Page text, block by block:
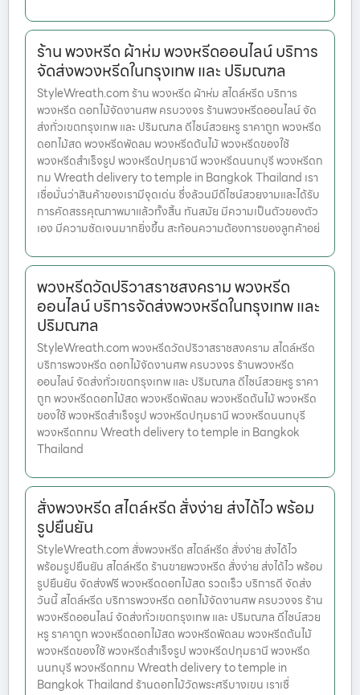
ร้าน พวงหรีด ผ้าห่ม พวงหรีดออนไลน์ บริการ
จัดส่งพวงหรีดในกรุงเทพ และ ปริมณฑล
StyleWreath.com ร้าน พวงหรีด ผ้าห่ม สไตล์หรีด บริการ
พวงหรีด ดอกไม้จัดงานศพ ครบวงจร ร้านพวงหรีดออนไลน์ จัด
ส่งทั่วเขตกรุงเทพ และ ปริมณฑล ดีไซน์สวยหรู ราคาถูก พวงหรีด
ดอกไม้สด พวงหรีดพัดลม พวงหรีดต้นไม้ พวงหรีดของใช้
พวงหรีดสำเร็จรูป พวงหรีดปทุมธานี พวงหรีดนนทบุรี พวงหรีดก
ทม Wreath delivery to temple in Bangkok Thailand เรา
เชื่อมั่นว่าสินค้าของเรามีจุดเด่น ซึ่งล้วนมีดีไซน์สวยงามและได้รับ
การคัดสรรคุณภาพมาแล้วทั้งสิ้น ทันสมัย มีความเป็นตัวของตัว
เอง มีความชัดเจนมากยิ่งขึ้น สะท้อนความต้องการของลูกค้าอย่
พวงหรีดวัดปริวาสราชสงคราม พวงหรีด
ออนไลน์ บริการจัดส่งพวงหรีดในกรุงเทพ และ
ปริมณฑล
StyleWreath.com พวงหรีดวัดปริวาสราชสงคราม สไตล์หรีด
บริการพวงหรีด ดอกไม้จัดงานศพ ครบวงจร ร้านพวงหรีด
ออนไลน์ จัดส่งทั่วเขตกรุงเทพ และ ปริมณฑล ดีไซน์สวยหรู ราคา
ถูก พวงหรีดดอกไม้สด พวงหรีดพัดลม พวงหรีดต้นไม้ พวงหรีด
ของใช้ พวงหรีดสำเร็จรูป พวงหรีดปทุมธานี พวงหรีดนนทบุรี
พวงหรีดกทม Wreath delivery to temple in Bangkok
Thailand
สั่งพวงหรีด สไตล์หรีด สั่งง่าย ส่งได้ไว พร้อม
รูปยืนยัน
StyleWreath.com สั่งพวงหรีด สไตล์หรีด สั่งง่าย ส่งได้ไว
พร้อมรูปยืนยัน สไตล์หรีด ร้านขายพวงหรีด สั่งง่าย ส่งได้ไว พร้อม
รูปยืนยัน จัดส่งฟรี พวงหรีดดอกไม้สด รวดเร็ว บริการดี จัดส่ง
วันนี้ สไตล์หรีด บริการพวงหรีด ดอกไม้จัดงานศพ ครบวงจร ร้าน
พวงหรีดออนไลน์ จัดส่งทั่วเขตกรุงเทพ และ ปริมณฑล ดีไซน์สวย
หรู ราคาถูก พวงหรีดดอกไม้สด พวงหรีดพัดลม พวงหรีดต้นไม้
พวงหรีดของใช้ พวงหรีดสำเร็จรูป พวงหรีดปทุมธานี พวงหรีด
นนทบุรี พวงหรีดกทม Wreath delivery to temple in
Bangkok Thailand ร้านดอกไม้วัดพระศรีบางเขน เราเชื่